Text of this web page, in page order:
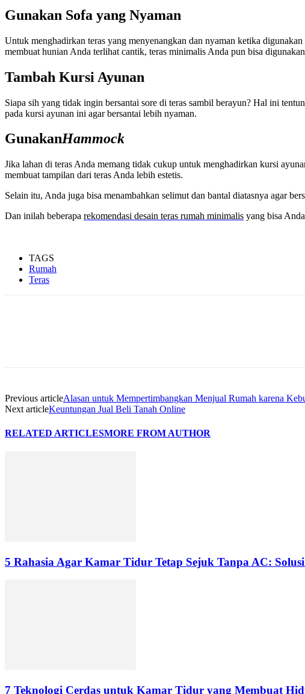
Gunakan Sofa yang Nyaman
Untuk menghadirkan teras yang menyenangkan dan nyaman ketika
membuat hunian Anda terlihat cantik, teras minimalis Anda pun bisa
Tambah Kursi Ayunan
Siapa sih yang tidak ingin bersantai sore di teras sambil berayun? Hal ini
pada kursi ayunan ini agar bersantai lebih nyaman.
GunakanHammock
Jika lahan di teras Anda memang tidak cukup untuk menghadirkan kursi
membuat tampilan dari teras Anda lebih estetis.
Selain itu, Anda juga bisa menambahkan selimut dan bantal diatasnya agar
Dan inilah beberapa rekomendasi desain teras rumah minimalis yang bisa
TAGS
Rumah
Teras
Previous articleAlasan untuk Mempertimbangkan Menjual Rumah karena
Next articleKeuntungan Jual Beli Tanah Online
RELATED ARTICLESMORE FROM AUTHOR
5 Rahasia Agar Kamar Tidur Tetap Sejuk Tanpa AC:
7 Teknologi Cerdas untuk Kamar Tidur yang Membuat